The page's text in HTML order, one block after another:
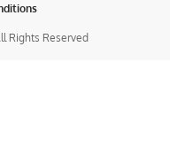
Rights Reserved